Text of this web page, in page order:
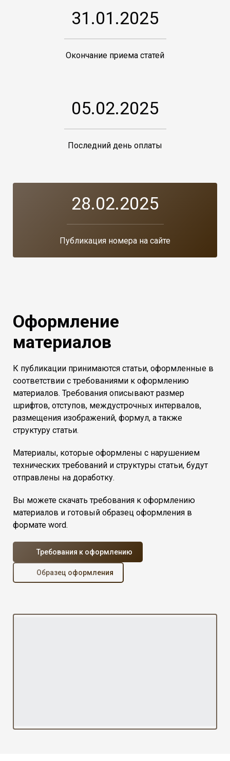
31.01.2025
Окончание приема статей
05.02.2025
Последний день оплаты
28.02.2025
Публикация номера на сайте
Оформление
материалов
К публикации принимаются статьи, оформленные в
соответствии с требованиями к оформлению
материалов. Требования описывают размер
шрифтов, отступов, междустрочных интервалов,
размещения изображений, формул, а также
структуру статьи.
Материалы, которые оформлены с нарушением
технических требований и структуры статьи, будут
отправлены на доработку.
Вы можете скачать требования к оформлению
материалов и готовый образец оформления в
формате word.
Требования к оформлению
Образец оформления